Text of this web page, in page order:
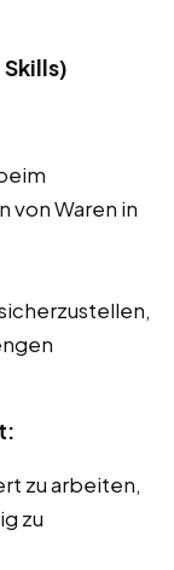
von Waren in
zu arbeiten,
zu